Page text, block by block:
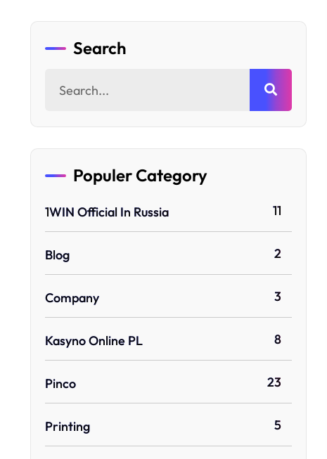
Search
Populer Category
1WIN Official In Russia 11
Blog 2
Company 3
Kasyno Online PL 8
Pinco 23
Printing 5